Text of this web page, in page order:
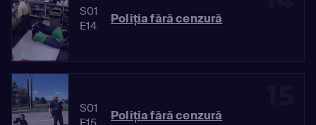
S01
E14
Poliția fără cenzură
S01
Poliția fără cenzură